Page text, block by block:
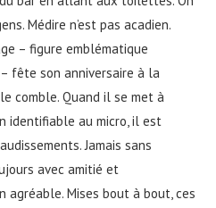
Médire n’est pas acadien.
– figure emblématique
fête son anniversaire à la
comble. Quand il se met à
identifiable au micro, il est
Jamais sans
avec amitié et
agréable. Mises bout à bout, ces